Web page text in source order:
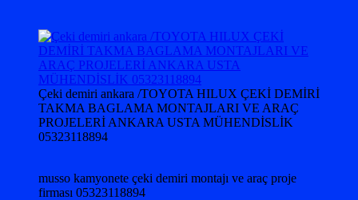
Çeki demiri ankara /TOYOTA HILUX ÇEKİ DEMİRİ
TAKMA BAGLAMA MONTAJLARI VE ARAÇ
PROJELERİ ANKARA USTA MÜHENDİSLİK
05323118894
musso kamyonete çeki demiri montajı ve araç proje
firması 05323118894